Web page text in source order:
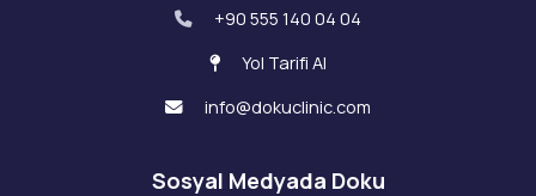
+90 555 140 04 04
Yol Tarifi Al
info@dokuclinic.com
Sosyal Medyada Doku